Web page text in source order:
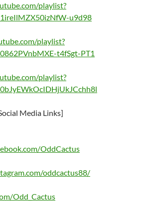
playlist?
u9d98
playlist?
t4fSgt-PT1
playlist?
Media Links]
OddCactus
oddcactus88/
Odd_Cactus